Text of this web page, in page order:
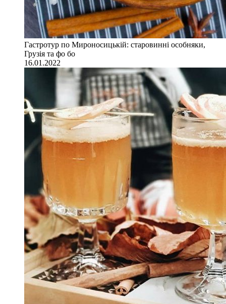
Гастротур по Мироносицькій: старовинні особняки,
Грузія та фо бо
16.01.2022